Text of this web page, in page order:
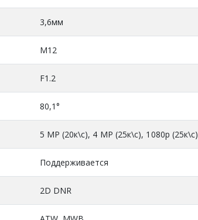
3,6мм
М12
F1.2
80,1°
5 MP (20к\с), 4 MP (25к\с), 1080p (25к\с)
Поддерживается
2D DNR